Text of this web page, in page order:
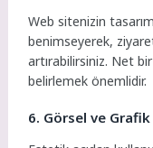
Web sitenizin
benimseyerek,
artırabilirsiniz. Net
belirlemek önemlidir.
6. Görsel ve Grafik